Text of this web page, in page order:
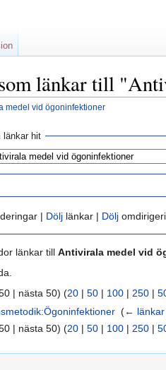
länkar till
medel vid ögoninfektioner
länkar hit
| Dölj länkar | Dölj
länkar till Antivirala medel vid
| nästa 50) (20 | 50 | 100 | 250 |
‎(← länkar
| nästa 50) (20 | 50 | 100 | 250 |